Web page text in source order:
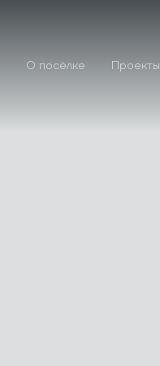
О посёлке Проекты